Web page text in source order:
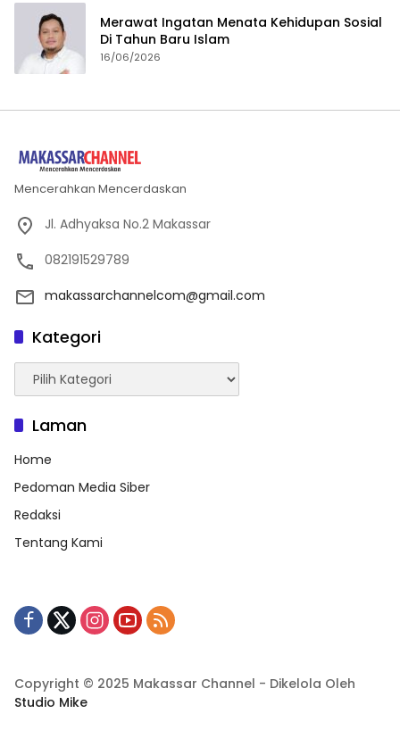
Merawat Ingatan Menata Kehidupan Sosial
Di Tahun Baru Islam
16/06/2026
Mencerahkan Mencerdaskan
Jl. Adhyaksa No.2 Makassar
082191529789
makassarchannelcom@gmail.com
Kategori
Kategori
Laman
Home
Pedoman Media Siber
Redaksi
Tentang Kami
Copyright © 2025 Makassar Channel - Dikelola Oleh
Studio Mike